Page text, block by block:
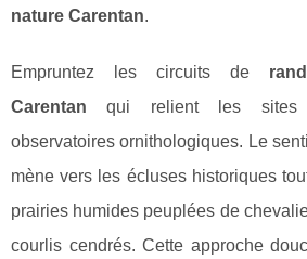
nature Carentan.
Empruntez les circuits de
Carentan qui relient les sites
observatoires ornithologiques. Le
mène vers les écluses historiques
prairies humides peuplées de
courlis cendrés. Cette approche